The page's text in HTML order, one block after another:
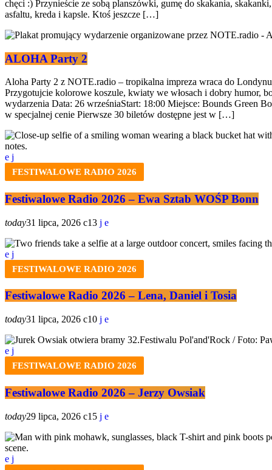
chęci :) Przynieście ze sobą planszówki, gumę do skakania,
asfaltu, kreda i kapsle. Ktoś jeszcze […]
ALOHA Party 2
Aloha Party 2 z NOTE.radio – tropikalna impreza wraca do
Przygotujcie kolorowe koszule, kwiaty we włosach i dobry humor,
wydarzenia Data: 26 wrześniaStart: 18:00 Miejsce: Bounds Green
w specjalnej cenie Pierwsze 30 biletów dostępne jest w […]
FESTIWALOWE RADIO 2026
Festiwalowe Radio 2026 – Ewa Sztab WOŚP Bonn
today31 lipca, 2026 13
FESTIWALOWE RADIO 2026
Festiwalowe Radio 2026 – Lena, Daniel i Tosia
today31 lipca, 2026 10
FESTIWALOWE RADIO 2026
Festiwalowe Radio 2026 – Jerzy Owsiak
today29 lipca, 2026 15